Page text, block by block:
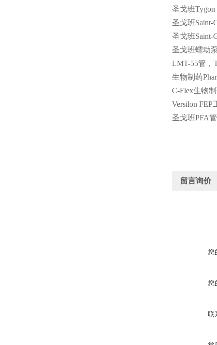
圣戈班Tygon
圣戈班Saint-
圣戈班Saint-
圣戈班蠕动
LMT-55管，
生物制药
C-Flex生物
Versilon FEP
圣戈班PFA
留言询价
您
您
联